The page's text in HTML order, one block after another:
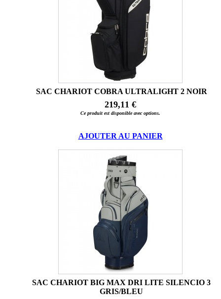
SAC CHARIOT COBRA ULTRALIGHT 2 NOIR
219,11 €
Ce produit est disponible avec options.
AJOUTER AU PANIER
SAC CHARIOT BIG MAX DRI LITE SILENCIO 3
GRIS/BLEU